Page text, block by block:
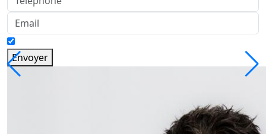
Envoyer